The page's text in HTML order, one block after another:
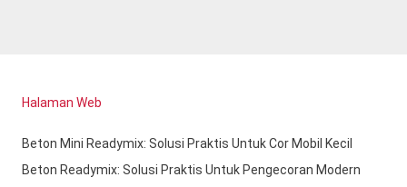
Halaman Web
Beton Mini Readymix: Solusi Praktis Untuk Cor Mobil Kecil
Beton Readymix: Solusi Praktis Untuk Pengecoran Modern